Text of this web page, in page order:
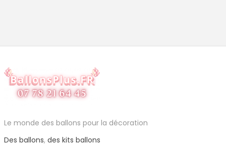
Le monde des ballons pour la décoration
Des ballons, des kits ballons